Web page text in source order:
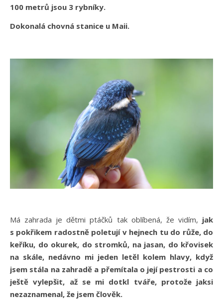
100 metrů jsou 3 rybníky.
Dokonalá chovná stanice u Maii.
Má zahrada je dětmi ptáčků tak oblíbená, že vidím, jak
s pokřikem radostně poletují v hejnech tu do růže, do
keříku, do okurek, do stromků, na jasan, do křovisek
na skále, nedávno mi jeden letěl kolem hlavy, když
jsem stála na zahradě a přemítala o její pestrosti a co
ještě vylepšit, až se mi dotkl tváře, protože jaksi
nezaznamenal, že jsem člověk.